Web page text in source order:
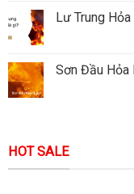
Lư Trung Hỏa
Sơn Đầu Hỏa
HOT SALE